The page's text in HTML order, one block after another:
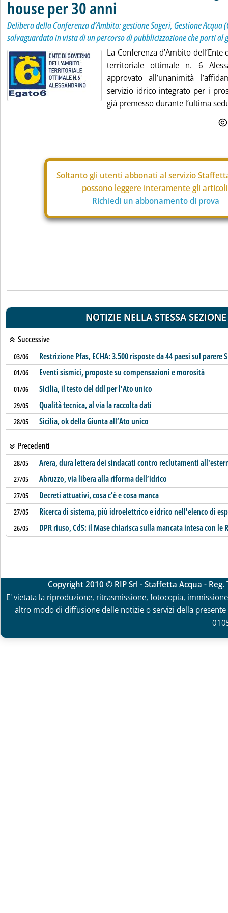
house per 30 anni
Delibera della Conferenza d’Ambito: gestione Sogeri, Gestione Acqua
salvaguardata in vista di un percorso di pubblicizzazione che porti al
La Conferenza d’Ambito
territoriale ottimale n. 6
approvato all’unanimità
servizio idrico integrato per i
già premesso durante l’ultima
Soltanto gli utenti abbonati al servizio
possono leggere interamente gli
Richiedi un abbonamento di prova
NOTIZIE NELLA STESSA SEZIONE
Successive
03/06 Restrizione Pfas, ECHA: 3.500 risposte da 44 paesi sul parere
01/06 Eventi sismici, proposte su compensazioni e morosità
01/06 Sicilia, il testo del ddl per l’Ato unico
29/05 Qualità tecnica, al via la raccolta dati
28/05 Sicilia, ok della Giunta all’Ato unico
Precedenti
28/05 Arera, dura lettera dei sindacati contro reclutamenti
27/05 Abruzzo, via libera alla riforma dell’idrico
27/05 Decreti attuativi, cosa c’è e cosa manca
27/05 Ricerca di sistema, più idroelettrico e idrico nell'elenco di
26/05 DPR riuso, CdS: il Mase chiarisca sulla mancata intesa con le
Copyright 2010 © RIP Srl - Staffetta Acqua -
E' vietata la riproduzione, ritrasmissione, fotocopia,
altro modo di diffusione delle notizie o servizi della